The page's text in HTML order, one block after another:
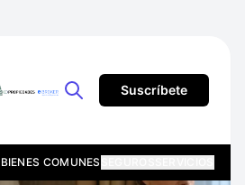
Suscríbete
BIENES COMUNES